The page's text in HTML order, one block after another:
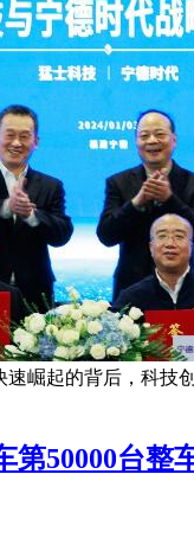
崛起的背后，科
第50000台整